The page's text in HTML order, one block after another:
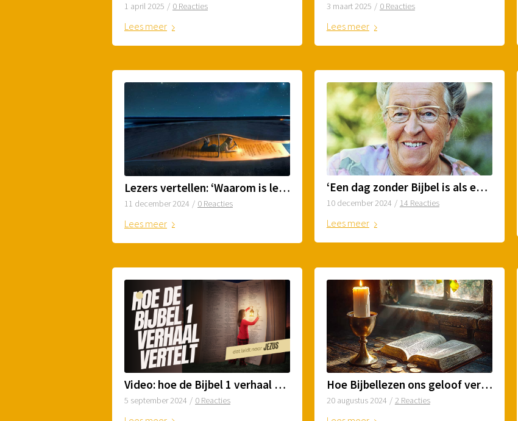
1 april 2025 / 0 Reacties
Lees meer
3 maart 2025 / 0 Reacties
Lees meer
Lezers vertellen: ‘Waarom is lezen in de Bijbel zo moeilijk?’
11 december 2024 / 0 Reacties
Lees meer
‘Een dag zonder Bijbel is als een dag zonder zon’
10 december 2024 / 14 Reacties
Lees meer
Video: hoe de Bijbel 1 verhaal vertelt
5 september 2024 / 0 Reacties
Hoe Bijbellezen ons geloof versterkt
20 augustus 2024 / 2 Reacties